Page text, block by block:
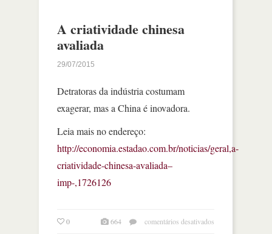
A criatividade chinesa
avaliada
29/07/2015
Detratoras da indústria costumam
exagerar, mas a China é inovadora.
Leia mais no endereço:
http://economia.estadao.com.br/noticias/geral,a-
criatividade-chinesa-avaliada–
imp-,1726126
0 664 comentários desativados